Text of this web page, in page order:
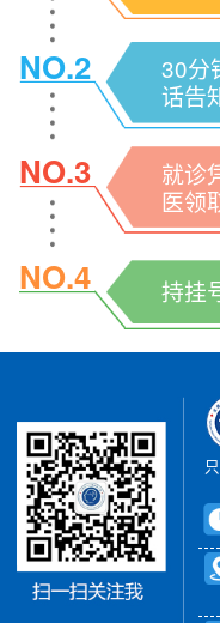
NO.2
30分
话告
NO.3
就诊
医领
NO.4 持挂